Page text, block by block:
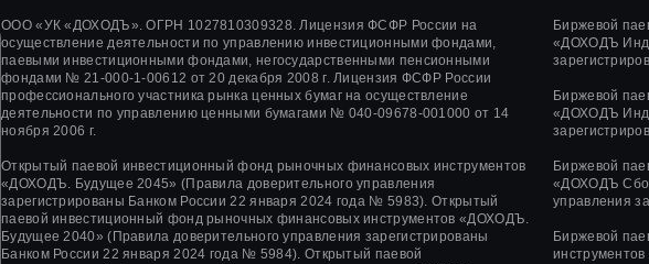
ООО «УК «ДОХОДЪ». ОГРН 1027810309328. Лицензия ФСФР России на
осуществление деятельности по управлению инвестиционными фондами,
паевыми инвестиционными фондами, негосударственными пенсионными
фондами № 21-000-1-00612 от20 декабря 2008 г.Лицензия ФСФР России
профессионального участника рынка ценных бумаг на осуществление
деятельности по управлению ценными бумагами № 040-09678-001000 от 14
ноября 2006 г.
Открытый паевой инвестиционный фонд рыночных финансовых инструментов
«ДОХОДЪ. Будущее 2045» (Правила доверительного управления
зарегистрированы Банком России 22 января 2024 года № 5983). Открытый
паевой инвестиционный фонд рыночных финансовых инструментов «ДОХОДЪ.
Будущее 2040» (Правила доверительного управления зарегистрированы
Банком России 22 января 2024 года № 5984). Открытый паевой
Биржевой
«ДОХОДЪ
Биржевой
«ДОХОДЪ
Биржевой
«ДОХОДЪ
управления
Биржевой